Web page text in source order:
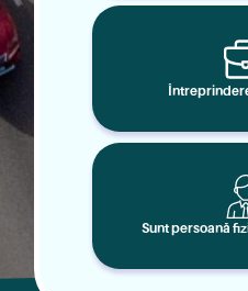
Sunt persoană